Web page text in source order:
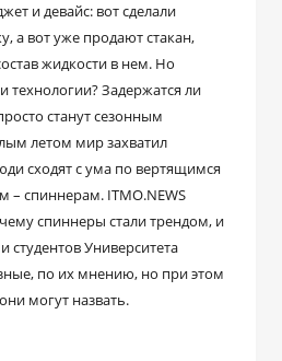
и девайс: вот сделали
а вот уже продают стакан,
жидкости в нем. Но
технологии? Задержатся ли
станут сезонным
летом мир захватил
сходят с ума по вертящимся
спиннерам. ITMO.NEWS
спиннеры стали трендом, и
студентов Университета
по их мнению, но при этом
могут назвать.